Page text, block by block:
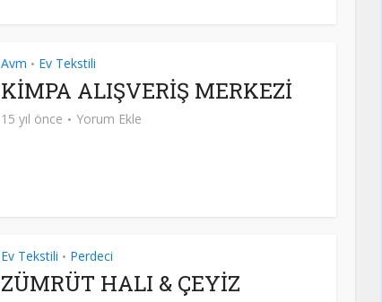
Avm • Ev Tekstili
KİMPA ALIŞVERİŞ MERKEZİ
15 yıl önce Yorum Ekle
Ev Tekstili • Perdeci
ZÜMRÜT HALI & ÇEYİZ